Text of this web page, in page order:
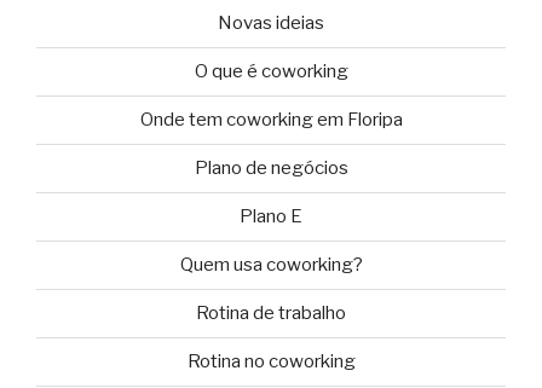
Novas ideias
O que é coworking
Onde tem coworking em Floripa
Plano de negócios
Plano E
Quem usa coworking?
Rotina de trabalho
Rotina no coworking